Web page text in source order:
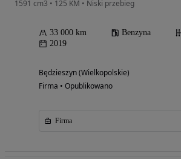
1591 cm3 • 125 KM • Niski przebieg
33 000 km Benzyna
2019
Będzieszyn (Wielkopolskie)
Firma • Opublikowano
Firma